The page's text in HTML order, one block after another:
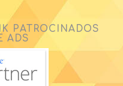
PATROCINADOS
ADS